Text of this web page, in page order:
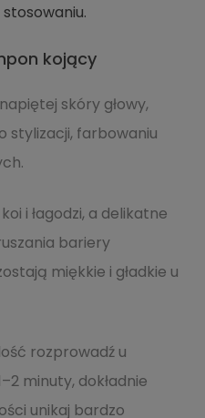
kojący
skóry głowy,
stylizacji, farbowaniu
i łagodzi, a delikatne
bariery
miękkie i gładkie u
rozprowadź u
minuty, dokładnie
unikaj bardzo